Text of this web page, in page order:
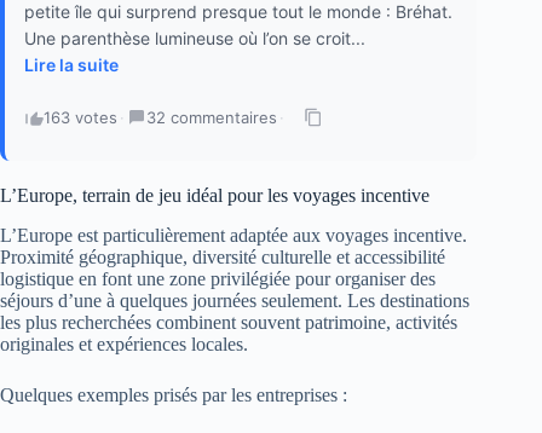
petite île qui surprend presque tout le monde : Bréhat.
Une parenthèse lumineuse où l’on se croit...
Lire la suite
163 votes · 32 commentaires ·
L’Europe, terrain de jeu idéal pour les voyages incentive
L’Europe est particulièrement adaptée aux voyages incentive.
Proximité géographique, diversité culturelle et accessibilité
logistique en font une zone privilégiée pour organiser des
séjours d’une à quelques journées seulement. Les destinations
les plus recherchées combinent souvent patrimoine, activités
originales et expériences locales.
Quelques exemples prisés par les entreprises :